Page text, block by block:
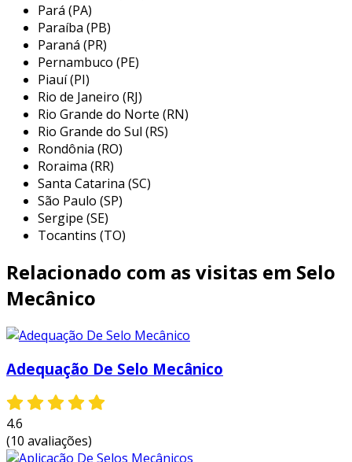
principais aplicações do selo
galvanizado
as aplicações do selo galvanizado são bastante
amplas e abrangem diversos setores da
indústria. abaixo estão algumas das áreas em
que a utilização de selos galvanizados se faz
necessária:
construção civil:
metálicas, como vigas, pilares e telhados,
garantindo que os materiais resistam aos
efeitos da corrosão ao longo do tempo.
componentes automotivos, como chassis
e carrocerias, onde a durabilidade e a
resistência à corrosão são essenciais para
produtos como máquinas de lavar e
a umidade e corrosão, elevando a vida útil
móveis metálicos:
aplicado em móveis de
Pará (PA)
Paraíba (PB)
Paraná (PR)
Pernambuco (PE)
Piauí (PI)
Rio de Janeiro (RJ)
Rio Grande do Norte (RN)
Rio Grande do Sul (RS)
Rondônia (RO)
Roraima (RR)
Santa Catarina (SC)
São Paulo (SP)
Sergipe (SE)
Tocantins (TO)
Relacionado com as visitas em Selo
Mecânico
Adequação De Selo Mecânico
4.6
(10 avaliações)